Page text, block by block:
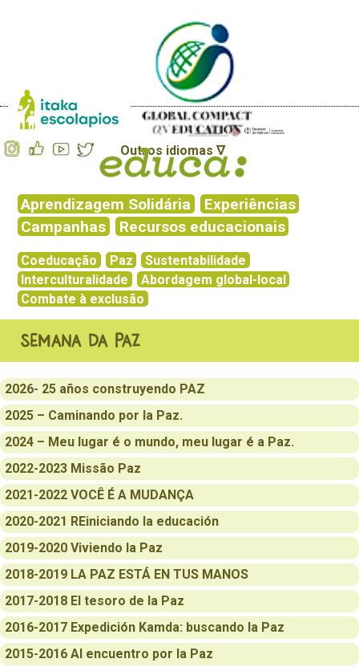
Outros idiomas ∇
Aprendizagem Solidária
Experiências
Campanhas
Recursos educacionais
Coeducação Paz
Sustentabilidade
Interculturalidade
Abordagem global-local
Combate à exclusão
Semana da Paz
2026- 25 años construyendo PAZ
2025 – Caminando por la Paz.
2024 – Meu lugar é o mundo, meu lugar é a Paz.
2022-2023 Missão Paz
2021-2022 VOCÊ É A MUDANÇA
2020-2021 REiniciando la educación
2019-2020 Viviendo la Paz
2018-2019 LA PAZ ESTÁ EN TUS MANOS
2017-2018 El tesoro de la Paz
2016-2017 Expedición Kamda: buscando la Paz
2015-2016 Al encuentro por la Paz